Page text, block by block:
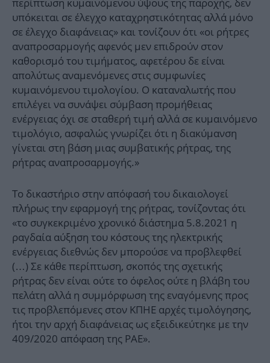
περίπτωση κυμαινόμενου ύψους της παροχής, δεν
υπόκειται σε έλεγχο καταχρηστικότητας αλλά μόνο
σε έλεγχο διαφάνειας» και τονίζουν ότι «οι ρήτρες
αναπροσαρμογής αφενός μεν επιδρούν στον
καθορισμό του τιμήματος, αφετέρου δε είναι
απολύτως αναμενόμενες στις συμφωνίες
κυμαινόμενου τιμολογίου. Ο καταναλωτής που
επιλέγει να συνάψει σύμβαση προμήθειας
ενέργειας όχι σε σταθερή τιμή αλλά σε κυμαινόμενο
τιμολόγιο, ασφαλώς γνωρίζει ότι η διακύμανση
γίνεται στη βάση μιας συμβατικής ρήτρας, της
ρήτρας αναπροσαρμογής.»
Το δικαστήριο στην απόφασή του δικαιολογεί
πλήρως την εφαρμογή της ρήτρας, τονίζοντας ότι
«το συγκεκριμένο χρονικό διάστημα 5.8.2021 η
ραγδαία αύξηση του κόστους της ηλεκτρικής
ενέργειας διεθνώς δεν μπορούσε να προβλεφθεί
(…) Σε κάθε περίπτωση, σκοπός της σχετικής
ρήτρας δεν είναι ούτε το όφελος ούτε η βλάβη του
πελάτη αλλά η συμμόρφωση της εναγόμενης προς
τις προβλεπόμενες στον ΚΠΗΕ αρχές τιμολόγησης,
ήτοι την αρχή διαφάνειας ως εξειδικεύτηκε με την
409/2020 απόφαση της ΡΑΕ».